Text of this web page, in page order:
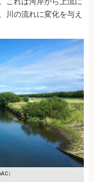
川の流れに変化を与え
）